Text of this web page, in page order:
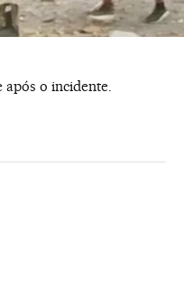
após o incidente.